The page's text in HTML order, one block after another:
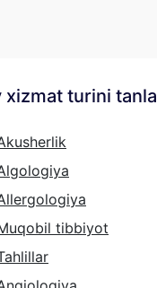
xizmat turini
tibbiyot